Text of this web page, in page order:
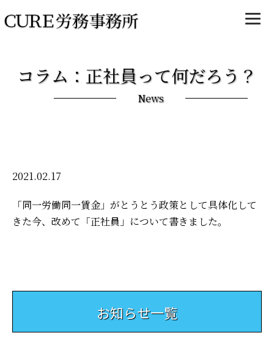
コラム：正社員って何だろう？
News
2021.02.17
「同一労働同一賃金」がとうとう政策として具体化して
きた今、改めて「正社員」について書きました。
お知らせ一覧